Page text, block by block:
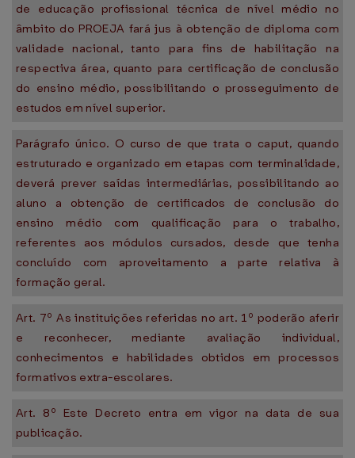
de educação profissional técnica de nível médio no
âmbito do PROEJA fará jus à obtenção de diploma com
validade nacional, tanto para fins de habilitação na
respectiva área, quanto para certificação de conclusão
do ensino médio, possibilitando o prosseguimento de
estudos em nível superior.
Parágrafo único. O curso de que trata o caput, quando
estruturado e organizado em etapas com terminalidade,
deverá prever saídas intermediárias, possibilitando ao
aluno a obtenção de certificados de conclusão do
ensino médio com qualificação para o trabalho,
referentes aos módulos cursados, desde que tenha
concluído com aproveitamento a parte relativa à
formação geral.
Art. 7º As instituições referidas no art. 1º poderão aferir
e reconhecer, mediante avaliação individual,
conhecimentos e habilidades obtidos em processos
formativos extra-escolares.
Art. 8º Este Decreto entra em vigor na data de sua
publicação.